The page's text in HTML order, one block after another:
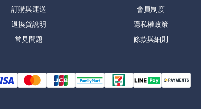
訂購與運送
退換貨說明
常見問題
會員制度
隱私權政策
條款與細則